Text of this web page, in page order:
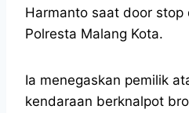
Harmanto saat door stop
Polresta Malang Kota.
Ia menegaskan pemilik
kendaraan berknalpot